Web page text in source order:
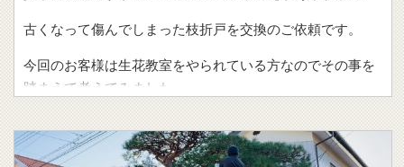
古くなって傷んでしまった枝折戸を交換のご依頼です。
今回のお客様は生花教室をやられている方なのでその事を
踏まえて考えてみました。